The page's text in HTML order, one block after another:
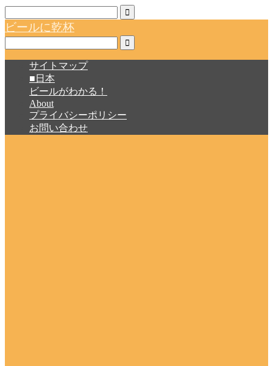
ビールに乾杯
サイトマップ
■日本
ビールがわかる！
About
プライバシーポリシー
お問い合わせ